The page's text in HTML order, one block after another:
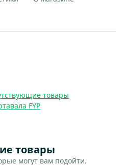
товары
FYP
товары
могут вам подойти.